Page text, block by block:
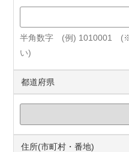
半角数字 (例) 1010001 (※
い)
都道府県
住所(市町村・番地)